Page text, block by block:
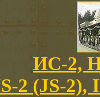
ИС-2,
2 (JS-2),